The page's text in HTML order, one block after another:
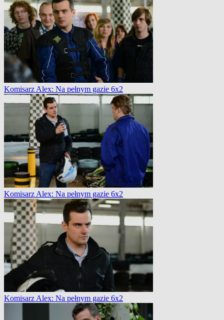
Komisarz Alex: Na pełnym gazie 6x2
Komisarz Alex: Na pełnym gazie 6x2
Komisarz Alex: Na pełnym gazie 6x2